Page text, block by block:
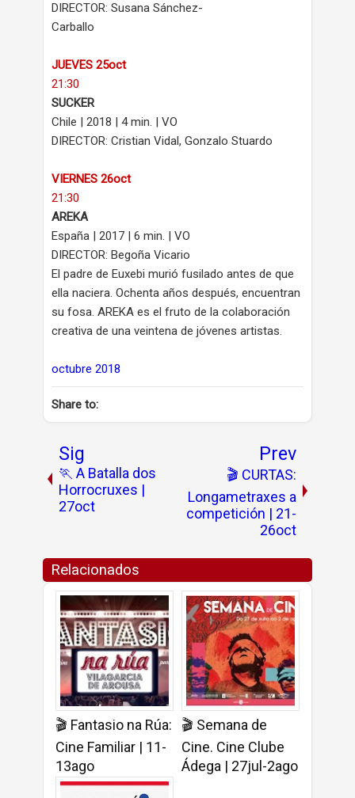
DIRECTOR: Susana Sánchez-
Carballo
JUEVES 25oct
21:30
SUCKER
Chile | 2018 | 4 min. | VO
DIRECTOR: Cristian Vidal, Gonzalo Stuardo
VIERNES 26oct
21:30
AREKA
España | 2017 | 6 min. | VO
DIRECTOR: Begoña Vicario
El padre de Euxebi murió fusilado antes de que
ella naciera. Ochenta años después, encuentran
su fosa. AREKA es el fruto de la colaboración
creativa de una veintena de jóvenes artistas.
octubre 2018
Share to:
Sig
🏃 A Batalla dos
Horrocruxes |
27oct
Prev
🎬 CURTAS:
Longametraxes a
competición | 21-
26oct
Relacionados
🎬 Fantasio na Rúa:
Cine Familiar | 11-
13ago
🎬 Semana de
Cine. Cine Clube
Ádega | 27jul-2ago